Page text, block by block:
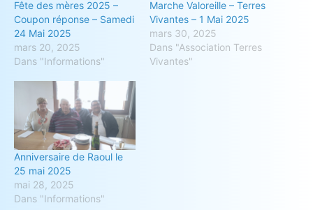
Fête des mères 2025 –
Coupon réponse – Samedi
24 Mai 2025
mars 20, 2025
Dans "Informations"
Marche Valoreille – Terres
Vivantes – 1 Mai 2025
mars 30, 2025
Dans "Association Terres
Vivantes"
Anniversaire de Raoul le
25 mai 2025
mai 28, 2025
Dans "Informations"